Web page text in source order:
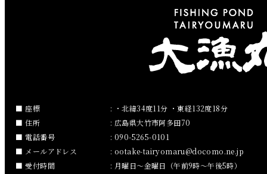
2018年12月
2018年11月
2018年10月
座標
: ・北緯34度11分 ・東経132度18分
住所
: 広島県大竹市阿多田70
電話番号
: 090-5265-0101
メールアドレス
: ootake-tairyomaru
docomo.ne.jp
受付時間
: 月曜日～金曜日（午前9時～午後5時）